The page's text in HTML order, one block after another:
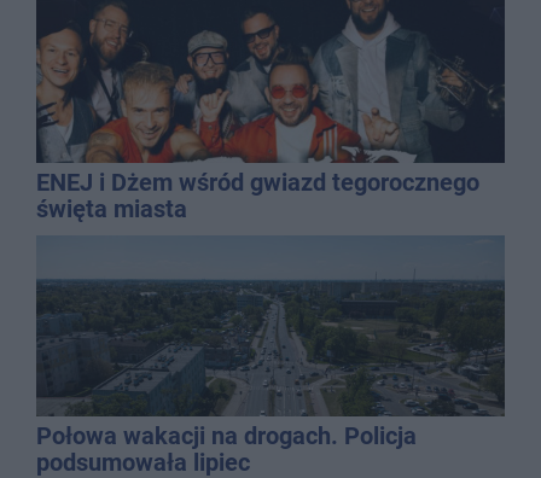
ENEJ i Dżem wśród gwiazd tegorocznego
święta miasta
Połowa wakacji na drogach. Policja
podsumowała lipiec